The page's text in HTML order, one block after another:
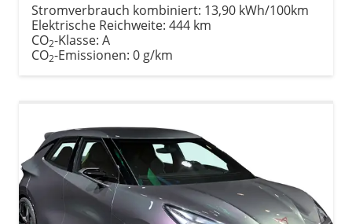
Stromverbrauch kombiniert: 13,90 kWh/100km
Elektrische Reichweite: 444 km
CO2-Klasse: A
CO2-Emissionen: 0 g/km